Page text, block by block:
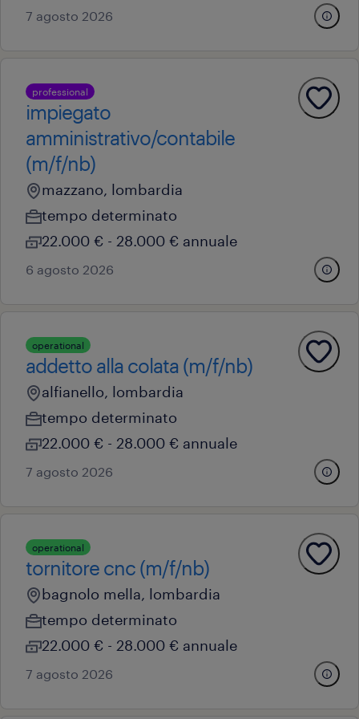
7 agosto 2026
professional
impiegato
amministrativo/contabile
(m/f/nb)
mazzano, lombardia
tempo determinato
22.000 € - 28.000 € annuale
6 agosto 2026
operational
addetto alla colata (m/f/nb)
alfianello, lombardia
tempo determinato
22.000 € - 28.000 € annuale
7 agosto 2026
operational
tornitore cnc (m/f/nb)
bagnolo mella, lombardia
tempo determinato
22.000 € - 28.000 € annuale
7 agosto 2026